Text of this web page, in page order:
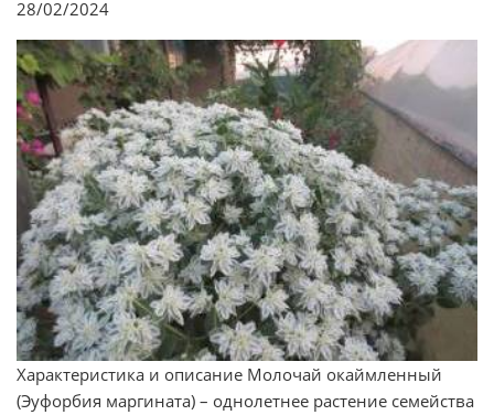
28/02/2024
Характеристика и описание Молочай окаймленный
(Эуфорбия маргината) – однолетнее растение семейства